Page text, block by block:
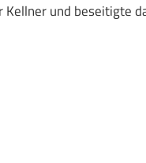
und beseitigte